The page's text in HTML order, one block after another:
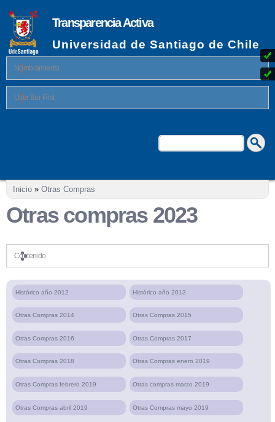
contenido
principal
Transparencia Activa
Universidad de Santiago de Chile
Nombramiento
User Bar First
Formulario de búsqueda
Buscar
Se encuentra usted aquí
Inicio » Otras Compras
Otras compras 2023
Contenido
Histórico año 2012 Histórico año 2013
Otras Compras 2014 Otras Compras 2015
Otras Compras 2016 Otras Compras 2017
Otras Compras 2018 Otras Compras enero 2019
Otras Compras febrero 2019 Otras compras marzo 2019
Otras Compras abril 2019 Otras Compras mayo 2019